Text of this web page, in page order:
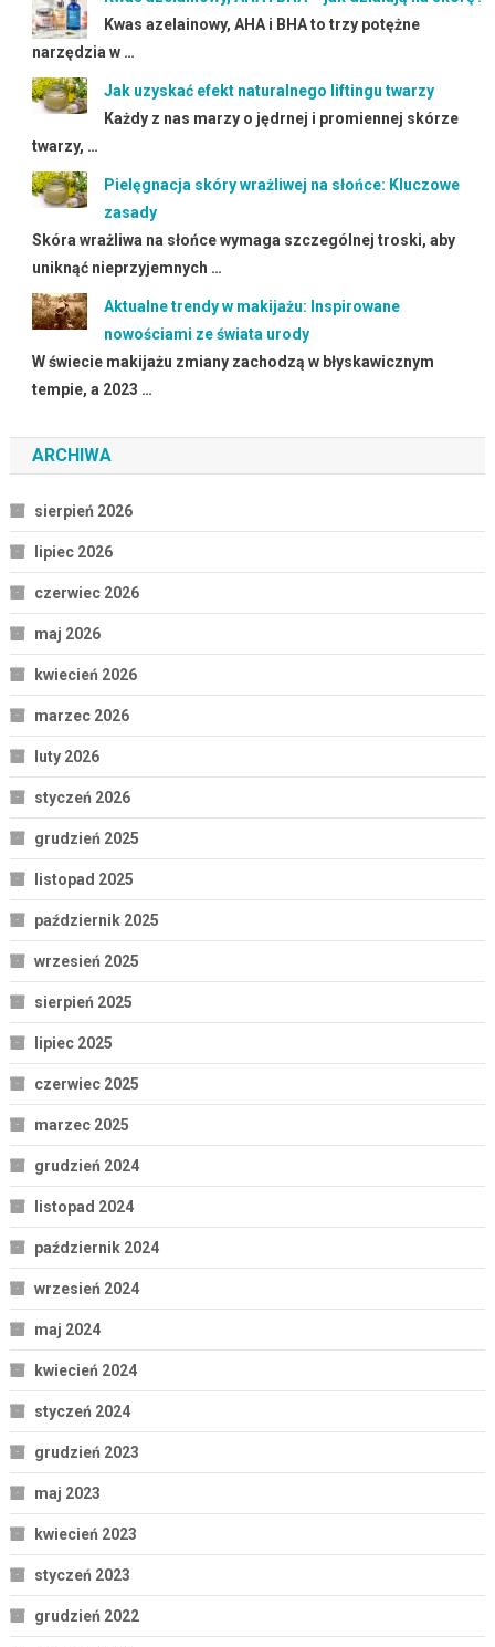
Kwas azelainowy, AHA i BHA to trzy potężne
narzędzia w …
Jak uzyskać efekt naturalnego liftingu twarzy
Każdy z nas marzy o jędrnej i promiennej skórze
twarzy, …
Pielęgnacja skóry wrażliwej na słońce: Kluczowe
zasady
Skóra wrażliwa na słońce wymaga szczególnej troski, aby
uniknąć nieprzyjemnych …
Aktualne trendy w makijażu: Inspirowane
nowościami ze świata urody
W świecie makijażu zmiany zachodzą w błyskawicznym
tempie, a 2023 …
ARCHIWA
sierpień 2026
lipiec 2026
czerwiec 2026
maj 2026
kwiecień 2026
marzec 2026
luty 2026
styczeń 2026
grudzień 2025
listopad 2025
październik 2025
wrzesień 2025
sierpień 2025
lipiec 2025
czerwiec 2025
marzec 2025
grudzień 2024
listopad 2024
październik 2024
wrzesień 2024
maj 2024
kwiecień 2024
styczeń 2024
grudzień 2023
maj 2023
kwiecień 2023
styczeń 2023
grudzień 2022